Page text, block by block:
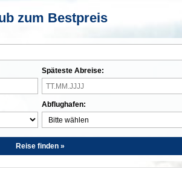
zum Bestpreis
Späteste Abreise:
Abflughafen:
Reise finden »